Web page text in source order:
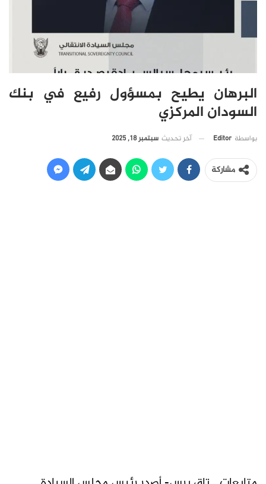
البرهان يطيح بمسؤول رفيع في بنك
السودان المركزي
بواسطة Editor آخر تحديث سبتمبر 18, 2025
مشاركة